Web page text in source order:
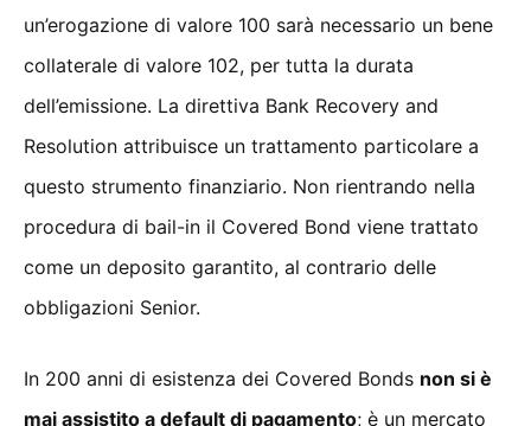
un’erogazione di valore 100 sarà necessario un bene
collaterale di valore 102, per tutta la durata
dell’emissione. La direttiva Bank Recovery and
Resolution attribuisce un trattamento particolare a
questo strumento finanziario. Non rientrando nella
procedura di bail-in il Covered Bond viene trattato
come un deposito garantito, al contrario delle
obbligazioni Senior.
In 200 anni di esistenza dei Covered Bonds non si è
mai assistito a default di pagamento; è un mercato